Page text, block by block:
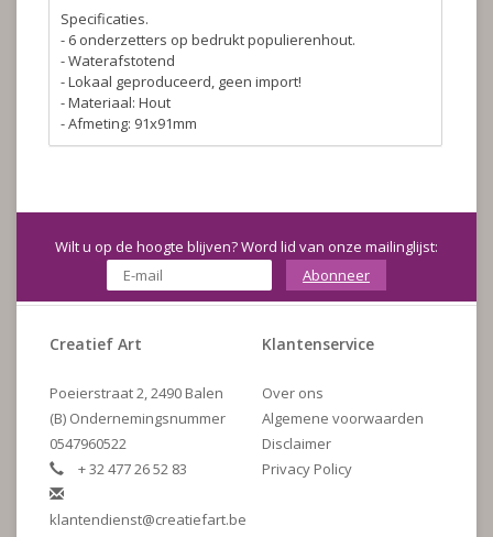
Specificaties.
- 6 onderzetters op bedrukt populierenhout.
- Waterafstotend
- Lokaal geproduceerd, geen import!
- Materiaal: Hout
- Afmeting: 91x91mm
Wilt u op de hoogte blijven? Word lid van onze mailinglijst:
Abonneer
Creatief Art
Poeierstraat 2, 2490 Balen
(B) Ondernemingsnummer
0547960522
+ 32 477 26 52 83
klantendienst@creatiefart.be
Klantenservice
Over ons
Algemene voorwaarden
Disclaimer
Privacy Policy